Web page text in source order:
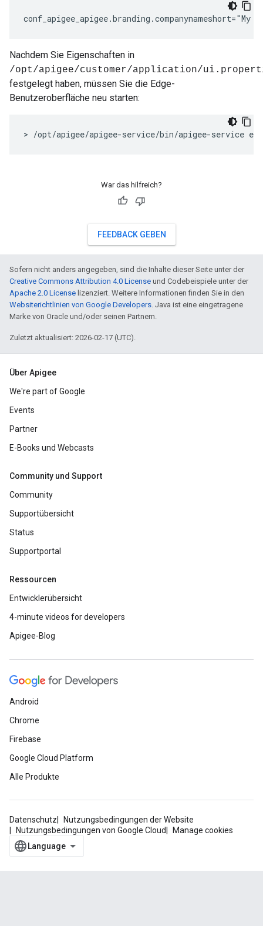
conf_apigee_apigee.branding.companynameshort="My
Nachdem Sie Eigenschaften in
/opt/apigee/customer/application/
festgelegt haben, müssen Sie die Edge-
Benutzeroberfläche neu starten:
> /opt/apigee/apigee-service/bin/apigee-service
War das hilfreich?
FEEDBACK GEBEN
Sofern nicht anders angegeben, sind die Inhalte dieser Seite unter der
Creative Commons Attribution 4.0 License und Codebeispiele unter der
Apache 2.0 License lizenziert. Weitere Informationen finden Sie in den
Websiterichtlinien von Google Developers. Java ist eine eingetragene
Marke von Oracle und/oder seinen Partnern.
Zuletzt aktualisiert: 2026-02-17 (UTC).
Über Apigee
We're part of Google
Events
Partner
E-Books und Webcasts
Community und Support
Community
Supportübersicht
Status
Supportportal
Ressourcen
Entwicklerübersicht
4-minute videos for developers
Apigee-Blog
Android
Chrome
Firebase
Google Cloud Platform
Alle Produkte
Datenschutz
Nutzungsbedingungen der Website
Nutzungsbedingungen von Google Cloud
Manage cookies